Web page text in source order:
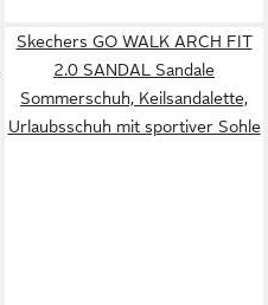
Skechers GO WALK ARCH FIT
2.0 SANDAL Sandale
Sommerschuh, Keilsandalette,
Urlaubsschuh mit sportiver Sohle